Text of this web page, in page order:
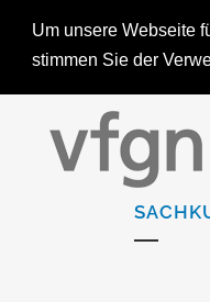
Um unsere Webseite
stimmen Sie der